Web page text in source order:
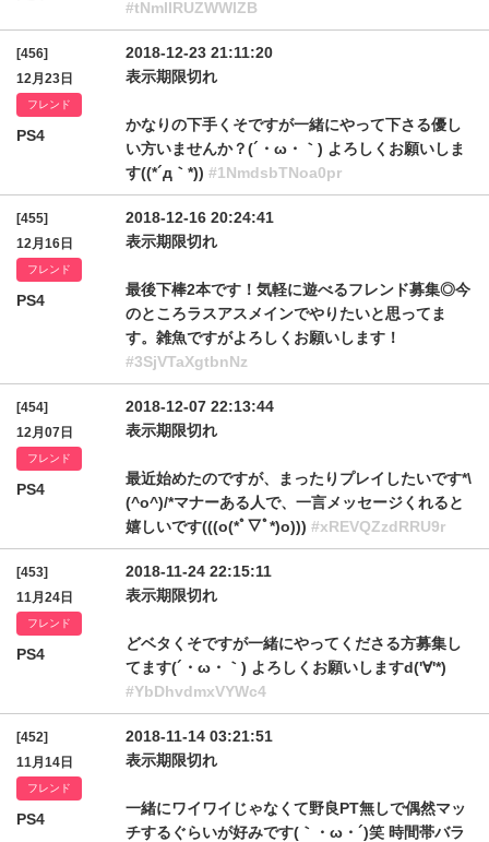
#tNmllRUZWWlZB
[456]
12月23日
フレンド
PS4
2018-12-23 21:11:20
表示期限切れ
かなりの下手くそですが一緒にやって下さる優し
い方いませんか？(´・ω・｀) よろしくお願いしま
す((*´д｀*)) #1NmdsbTNoa0pr
[455]
12月16日
フレンド
PS4
2018-12-16 20:24:41
表示期限切れ
最後下棒2本です！気軽に遊べるフレンド募集◎今
のところラスアスメインでやりたいと思ってま
す。雑魚ですがよろしくお願いします！
#3SjVTaXgtbnNz
[454]
12月07日
フレンド
PS4
2018-12-07 22:13:44
表示期限切れ
最近始めたのですが、まったりプレイしたいです*\
(^o^)/*マナーある人で、一言メッセージくれると
嬉しいです(((o(*ﾟ▽ﾟ*)o))) #xREVQZzdRRU9r
[453]
11月24日
フレンド
PS4
2018-11-24 22:15:11
表示期限切れ
どベタくそですが一緒にやってくださる方募集し
てます(´・ω・｀) よろしくお願いしますd('∀'*)
#YbDhvdmxVYWc4
[452]
11月14日
フレンド
PS4
2018-11-14 03:21:51
表示期限切れ
一緒にワイワイじゃなくて野良PT無しで偶然マッ
チするぐらいが好みです(｀・ω・´)笑 時間帯バラ